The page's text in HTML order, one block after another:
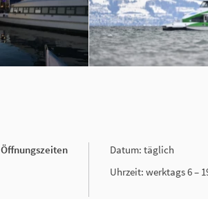
Öffnungszeiten
Datum: täglich
Uhrzeit: werktags 6 –